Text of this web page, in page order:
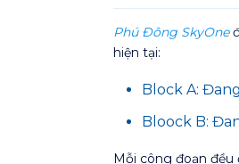
Phú Đông SkyOne
hiện tại:
Block A:
Bloock B:
Mỗi công đoạn